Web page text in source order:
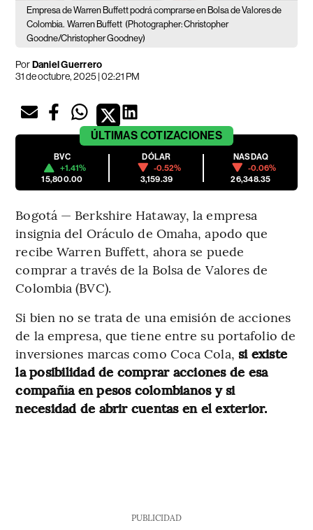
Empresa de Warren Buffett podrá comprarse en Bolsa de Valores de
Colombia. Warren Buffett (Photographer: Christopher
Goodne/Christopher Goodney)
PorDaniel Guerrero
31 de octubre, 2025 | 02:21 PM
ÚLTIMAS COTIZACIONES
BVC
+1.41%
15,800.00
DÓLAR
-0.52%
3,159.39
NASDAQ
-0.06%
26,348.35
Bogotá — Berkshire Hataway, la empresa
insignia del Oráculo de Omaha, apodo que
recibe Warren Buffett, ahora se puede
comprar a través de la Bolsa de Valores de
Colombia (BVC).
Si bien no se trata de una emisión de acciones
de la empresa, que tiene entre su portafolio de
inversiones marcas como Coca Cola, si existe
la posibilidad de comprar acciones de esa
compañía en pesos colombianos y si
necesidad de abrir cuentas en el exterior.
PUBLICIDAD